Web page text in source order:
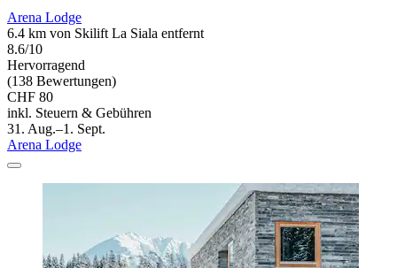
Arena Lodge
6.4 km von Skilift La Siala entfernt
8.6/10
Hervorragend
(138 Bewertungen)
CHF 80
inkl. Steuern & Gebühren
31. Aug.–1. Sept.
Arena Lodge